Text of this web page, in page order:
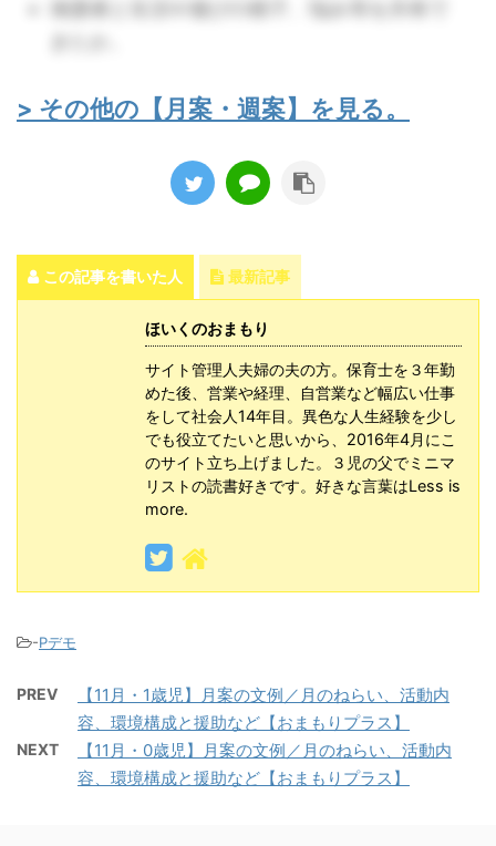
> その他の【月案・週案】を見る。
この記事を書いた人 最新記事
ほいくのおまもり
サイト管理人夫婦の夫の方。保育士を３年勤
めた後、営業や経理、自営業など幅広い仕事
をして社会人14年目。異色な人生経験を少し
でも役立てたいと思いから、2016年4月にこ
のサイト立ち上げました。３児の父でミニマ
リストの読書好きです。好きな言葉はLess is
more.
-Pデモ
PREV
【11月・1歳児】月案の文例／月のねらい、活動内
容、環境構成と援助など【おまもりプラス】
NEXT
【11月・0歳児】月案の文例／月のねらい、活動内
容、環境構成と援助など【おまもりプラス】